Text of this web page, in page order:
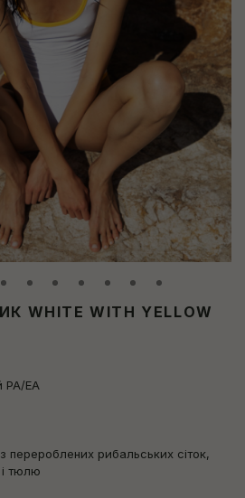
WHITE WITH YELLOW
EA
перероблених рибальських сіток,
тюлю